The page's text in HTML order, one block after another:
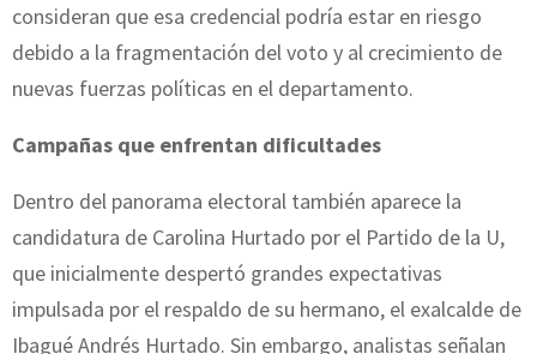
consideran que esa credencial podría estar en riesgo
debido a la fragmentación del voto y al crecimiento de
nuevas fuerzas políticas en el departamento.
Campañas que enfrentan dificultades
Dentro del panorama electoral también aparece la
candidatura de Carolina Hurtado por el Partido de la U,
que inicialmente despertó grandes expectativas
impulsada por el respaldo de su hermano, el exalcalde de
Ibagué Andrés Hurtado. Sin embargo, analistas señalan